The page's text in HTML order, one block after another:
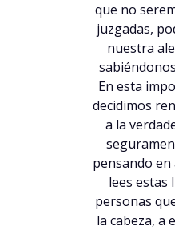
que no
juzgadas,
nuestra
En esta
decidimos
a la
pensando
lees estas
personas
la cabeza, a